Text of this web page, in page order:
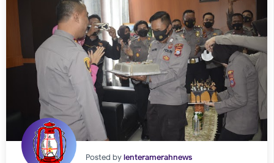
Posted bylenteramerahnews